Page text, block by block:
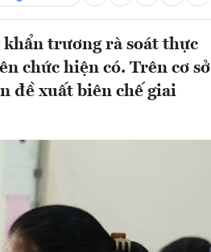
trương rà soát thực
chức hiện có. Trên cơ sở
đề xuất biên chế giai